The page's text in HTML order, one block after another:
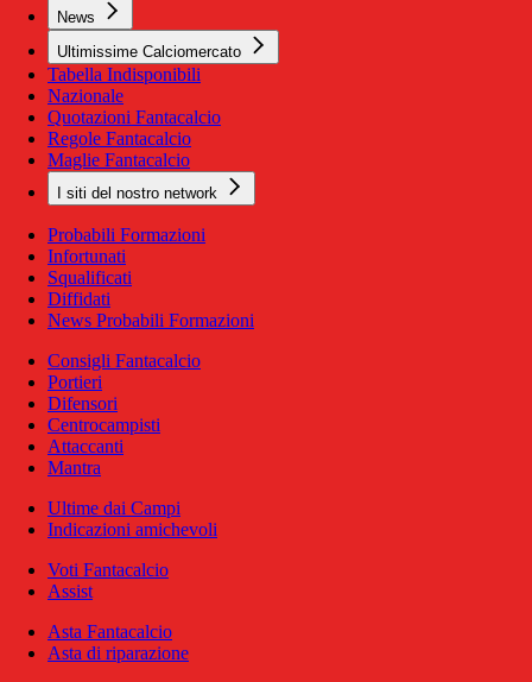
News
Ultimissime Calciomercato
Tabella Indisponibili
Nazionale
Quotazioni Fantacalcio
Regole Fantacalcio
Maglie Fantacalcio
I siti del nostro network
Probabili Formazioni
Infortunati
Squalificati
Diffidati
News Probabili Formazioni
Consigli Fantacalcio
Portieri
Difensori
Centrocampisti
Attaccanti
Mantra
Ultime dai Campi
Indicazioni amichevoli
Voti Fantacalcio
Assist
Asta Fantacalcio
Asta di riparazione